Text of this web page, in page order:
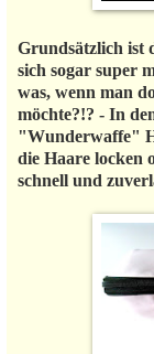
Grundsätzlich ist
sich sogar super
was, wenn man
möchte?!? - In
"Wunderwaffe"
die Haare locken
schnell und